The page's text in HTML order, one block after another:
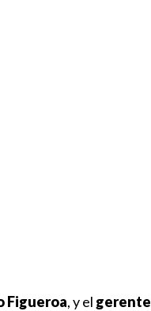
Figueroa, y el gerente